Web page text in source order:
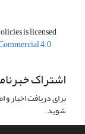
is licensed
4.0
اشتراک
برای دریافت اخبار
شوید.